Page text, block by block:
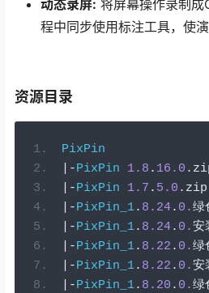
动态录屏: 将屏幕操作录制成
程中同步使用标注工具，使演
资源目录
PixPin
|-PixPin 1.8 . 16.0 .
|-PixPin 1.7 . 5.0 . zip
|-PixPin_1. 8.24. 0.绿
|-PixPin_1. 8.24. 0.安
|-PixPin_1. 8.22 . 0.绿
|-PixPin_1. 8.22 . 0.安
|-PixPin_1. 8.20 . 0.绿